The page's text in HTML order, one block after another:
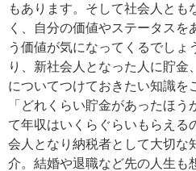
もあります。そして社会人とも
く、自分の価値やステータスを
う価値が気になってくるでしょ
り、新社会人となった人に貯金
についてつけておきたい知識を
「どれくらい貯金があったほ
て年収はいくらぐらいもらえる
会人となり納税者として大切な
介。結婚や退職など先の人生も